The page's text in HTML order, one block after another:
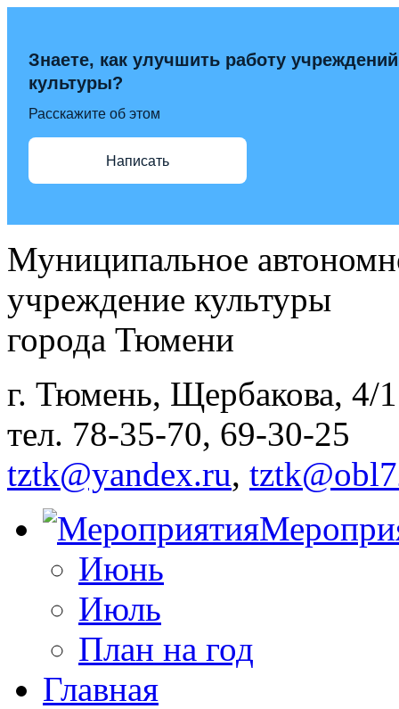
Знаете, как улучшить работу учреждений
культуры?
Расскажите об этом
Написать
Муниципальное
учреждение культуры
города Тюмени
г. Тюмень, Щербакова, 4/
тел. 78-35-70, 69-30-25
tztk@yandex.ru,
Июнь
Июль
План на год
Главная